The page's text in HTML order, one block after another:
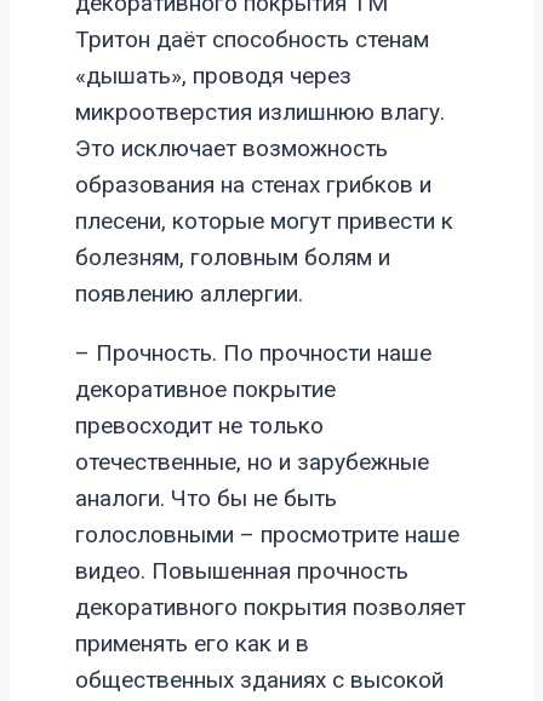
Тритон даёт способность стенам
«дышать», проводя через
микроотверстия излишнюю влагу.
Это исключает возможность
образования на стенах грибков и
плесени, которые могут привести к
болезням, головным болям и
появлению аллергии.
– Прочность. По прочности наше
декоративное покрытие
превосходит не только
отечественные, но и зарубежные
аналоги. Что бы не быть
голословными – просмотрите наше
видео. Повышенная прочность
декоративного покрытия позволяет
применять его как и в
общественных зданиях с высокой